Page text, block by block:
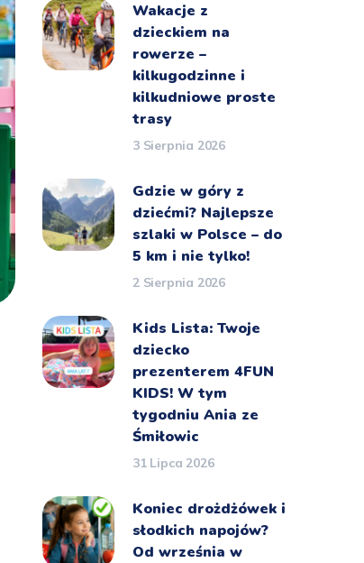
Wakacje z
dzieckiem na
rowerze –
kilkugodzinne i
kilkudniowe proste
trasy
3 Sierpnia 2026
Gdzie w góry z
dziećmi? Najlepsze
szlaki w Polsce – do
5 km i nie tylko!
2 Sierpnia 2026
Kids Lista: Twoje
dziecko
prezenterem 4FUN
KIDS! W tym
tygodniu Ania ze
Śmiłowic
31 Lipca 2026
Koniec drożdżówek i
słodkich napojów?
Od września w